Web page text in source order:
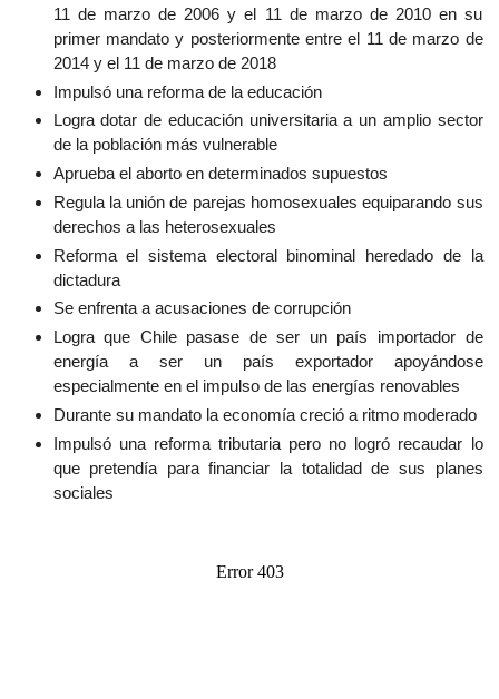
11 de marzo de 2006 y el 11 de marzo de 2010 en su
primer mandato y posteriormente entre el 11 de marzo de
2014 y el 11 de marzo de 2018
Impulsó una reforma de la educación
Logra dotar de educación universitaria a un amplio sector
de la población más vulnerable
Aprueba el aborto en determinados supuestos
Regula la unión de parejas homosexuales equiparando sus
derechos a las heterosexuales
Reforma el sistema electoral binominal heredado de la
dictadura
Se enfrenta a acusaciones de corrupción
Logra que Chile pasase de ser un país importador de
energía a ser un país exportador apoyándose
especialmente en el impulso de las energías renovables
Durante su mandato la economía creció a ritmo moderado
Impulsó una reforma tributaria pero no logró recaudar lo
que pretendía para financiar la totalidad de sus planes
sociales